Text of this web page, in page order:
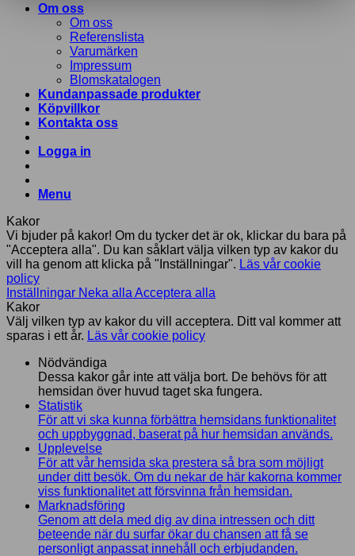
Om oss
Om oss
Referenslista
Varumärken
Impressum
Blomskatalogen
Kundanpassade produkter
Köpvillkor
Kontakta oss
Logga in
Menu
Kakor
Vi bjuder på kakor! Om du tycker det är ok, klickar du bara på
"Acceptera alla". Du kan såklart välja vilken typ av kakor du
vill ha genom att klicka på "Inställningar". Läs vår cookie
policy
Inställningar Neka alla Acceptera alla
Kakor
Välj vilken typ av kakor du vill acceptera. Ditt val kommer att
sparas i ett år. Läs vår cookie policy
Nödvändiga
Dessa kakor går inte att välja bort. De behövs för att
hemsidan över huvud taget ska fungera.
Statistik
För att vi ska kunna förbättra hemsidans funktionalitet
och uppbyggnad, baserat på hur hemsidan används.
Upplevelse
För att vår hemsida ska prestera så bra som möjligt
under ditt besök. Om du nekar de här kakorna kommer
viss funktionalitet att försvinna från hemsidan.
Marknadsföring
Genom att dela med dig av dina intressen och ditt
beteende när du surfar ökar du chansen att få se
personligt anpassat innehåll och erbjudanden.